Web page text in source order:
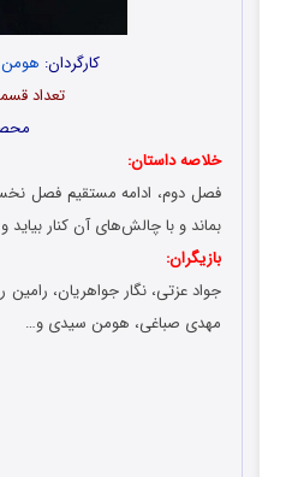
کارگردان:
تعداد قسمت‌ها: 11 اپیزود | مدت زمان این
خلاصه داستان:
فصل دوم، ادامه مستقیم فصل
بماند و با چالش‌های آن کنار
بازیگران:
جواد عزتی، نگار جواهریان،
مهدی صباغی، هومن سیدی و…